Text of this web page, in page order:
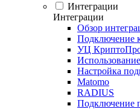
Интеграции
Интеграции
Обзор
Подключение
УЦ
Настройка
Matomo
RADIUS
Подключение